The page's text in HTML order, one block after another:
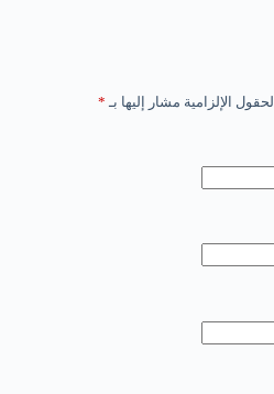
الحقول الإلزامية مشار إليها بـ *